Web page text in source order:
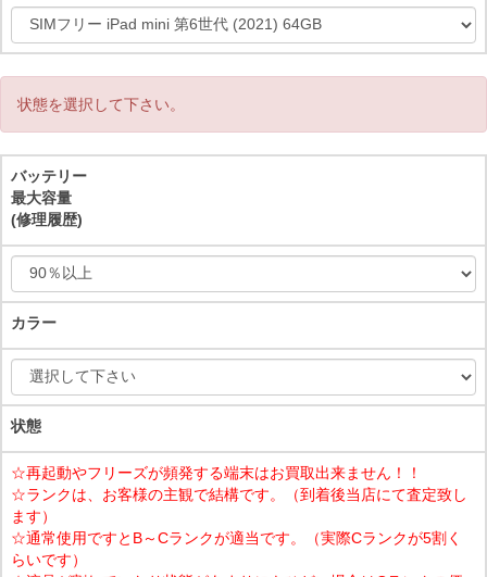
状態を選択して下さい。
バッテリー
最大容量
(修理履歴)
カラー
状態
☆再起動やフリーズが頻発する端末はお買取出来ません！！
☆ランクは、お客様の主観で結構です。（到着後当店にて査定致し
ます）
☆通常使用ですとB～Cランクが適当です。（実際Cランクが5割く
らいです）